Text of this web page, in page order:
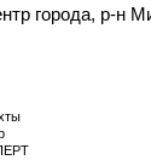
города, р-н